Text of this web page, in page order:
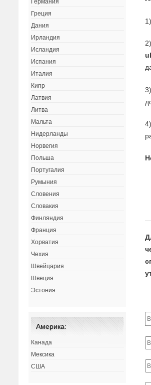
Германия
Греция
Дания
Ирландия
Исландия
Испания
Италия
Кипр
Латвия
Литва
Мальта
Нидерланды
Норвегия
Польша
Португалия
Румыния
Словения
Словакия
Финляндия
Франция
Хорватия
Чехия
Швейцария
Швеция
Эстония
Америка:
Канада
Мексика
США